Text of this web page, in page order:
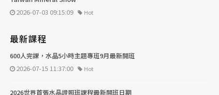
2026-07-03 09:15:09
Hot
最新課程
600人完課，水晶5小時主題專班9月最新開班
2026-07-15 11:37:00
Hot
2026世界首張水晶證照班課程最新開班日期